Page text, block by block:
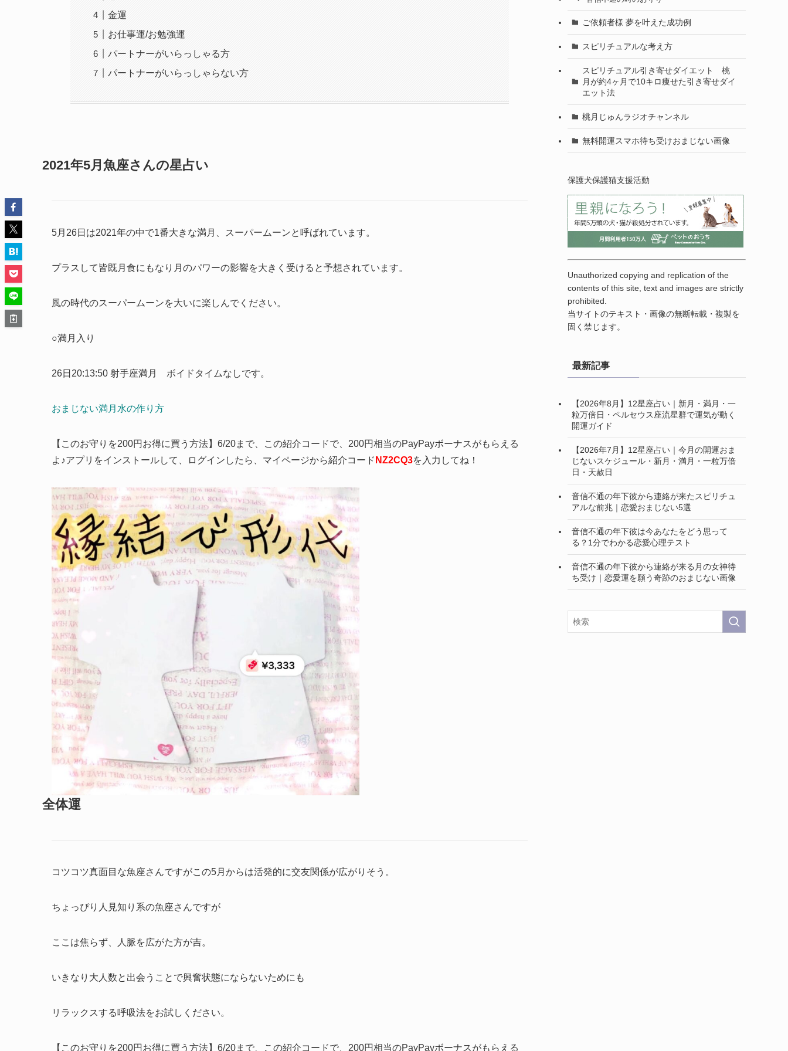
金運
お仕事運/お勉強運
パートナーがいらっしゃる方
パートナーがいらっしゃらない方
2021年5月魚座さんの星占い
5月26日は2021年の中で1番大きな満月、スーパームーンと呼ばれています。
プラスして皆既月食にもなり月のパワーの影響を大きく受けると予想されています。
風の時代のスーパームーンを大いに楽しんでください。
○満月入り
26日20:13:50 射手座満月 ボイドタイムなしです。
おまじない満月水の作り方
【このお守りを200円お得に買う方法】6/20まで、この紹介コードで、200円相当のPayPayボーナスがもらえる
よ♪アプリをインストールして、ログインしたら、マイページから紹介コード NZ2CQ3を入力してね！
全体運
コツコツ真面目な魚座さんですがこの5月からは活発的に交友関係が広がりそう。
ちょっぴり人見知り系の魚座さんですが
ここは焦らず、人脈を広がた方が吉。
いきなり大人数と出会うことで興奮状態にならないためにも
リラックスする呼吸法をお試しください。
【このお守りを200円お得に買う方法】6/20まで、この紹介コードで、200円相当のPayPayボーナスがもらえる
ご依頼者様 夢を叶えた成功例
スピリチュアルな考え方
スピリチュアル引き寄せダイエット 桃
月が約4ヶ月で10キロ痩せた引き寄せダイ
エット法
桃月じゅんラジオチャンネル
無料開運スマホ待ち受けおまじない画像
保護犬保護猫支援活動
Unauthorized copying and replication of the
contents of this site, text and images are strictly
prohibited.
当サイトのテキスト・画像の無断転載・複製を
固く禁じます。
最新記事
【2026年8月】12星座占い｜新月・満月・一
粒万倍日・ペルセウス座流星群で運気が動く
開運ガイド
【2026年7月】12星座占い｜今月の開運おま
じないスケジュール・新月・満月・一粒万倍
日・天赦日
音信不通の年下彼から連絡が来たスピリチュ
アルな前兆｜恋愛おまじない5選
音信不通の年下彼は今あなたをどう思って
る？1分でわかる恋愛心理テスト
音信不通の年下彼から連絡が来る月の女神待
ち受け｜恋愛運を願う奇跡のおまじない画像